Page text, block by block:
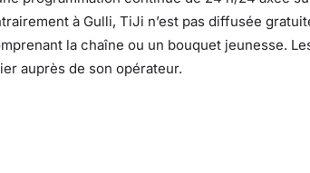
à Gulli, TiJi n’est pas diffusée
la chaîne ou un bouquet jeunesse.
auprès de son opérateur.